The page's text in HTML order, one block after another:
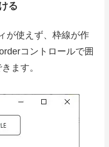
る
が使えず、枠線が作
コントロールで囲
ます。